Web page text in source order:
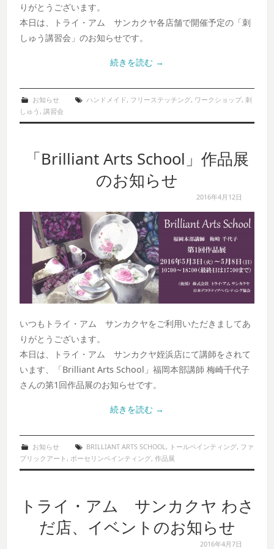
りがとうございます。
本日は、トライ・アム サンカクヤ各店舗で開催予定の「刺
しゅう講習会」のお知らせです。
続きを読む →
お知らせ ハンドメイド, フリーステッチング, ワークショップ,刺
しゅう ,講習会
「Brilliant Arts School」作品展
のお知らせ
2016年4月12日
いつもトライ・アム サンカクヤをご利用いただきましてあ
りがとうございます。
本日は、トライ・アム サンカクヤ姪浜店にて講師をされて
います、「Brilliant Arts School」福岡本部講師 梅崎千代子
さんの第1回作品展のお知らせです。
続きを読む →
お知らせ BRILLIANT ARTS SCHOOL , トールペインティング, ファ
ブリックアート , ポーセリンペインティング,作品展
トライ・アム サンカクヤ わさ
だ店、イベントのお知らせ
2016年4月7日